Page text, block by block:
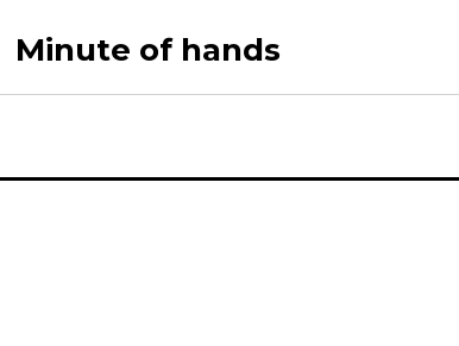
Minute of hands